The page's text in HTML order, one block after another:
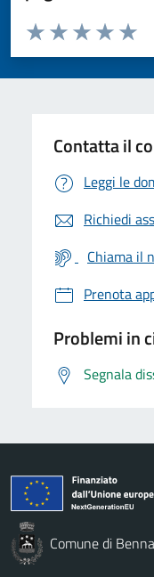
Valuta da 1 a 5 stelle la
Valuta 4
Valuta 3
Valuta 2 stelle
Valuta 1 stelle su 5
Contatta il
Leggi le
Richiedi
Chiama il
Prenota
Problemi in
Segnala
Comune di Benna